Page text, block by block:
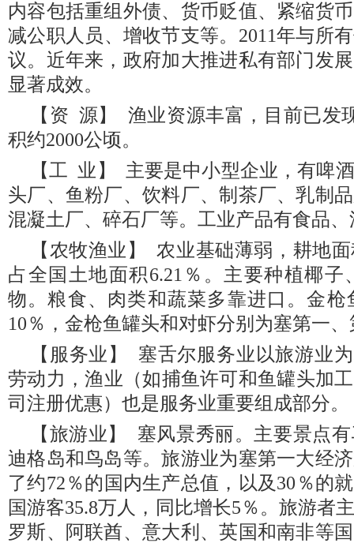
内容包括重组外债、货币贬值、紧缩货
减公职人员、增收节支等。2011年与所
议。近年来，政府加大推进私有部门发
显著成效。
【资 源】 渔业资源丰富，目前已发
积约2000公顷。
【工 业】 主要是中小型企业，有啤
头厂、鱼粉厂、饮料厂、制茶厂、乳制
混凝土厂、碎石厂等。工业产品有食品
【农牧渔业】 农业基础薄弱，耕地
占全国土地面积6.21％。主要种植椰
物。粮食、肉类和蔬菜多靠进口。金
10％，金枪鱼罐头和对虾分别为塞第一
【服务业】 塞舌尔服务业以旅游业
劳动力‌，渔业（如捕鱼许可和鱼罐头加
司注册优惠）也是服务业重要组成部分。
【旅游业】 塞风景秀丽。主要景点
迪格岛和鸟岛等。旅游业为塞第一大经
了约72％的国内生产总值，以及30％的
国游客35.8万人，同比增长5％。旅游者
罗斯、阿联酋、意大利、英国和南非等